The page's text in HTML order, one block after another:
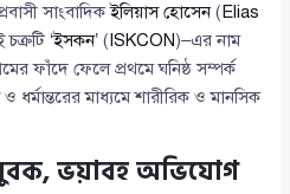
সাংবাদিকইলিয়াস হোসেন(Elias
‘ইসকন’ (ISKCON)–এর নাম
ফাঁদে ফেলে প্রথমে ঘনিষ্ঠ সম্পর্ক
মাধ্যমে শারীরিক ও মানসিক
ভয়াবহ অভিযোগ